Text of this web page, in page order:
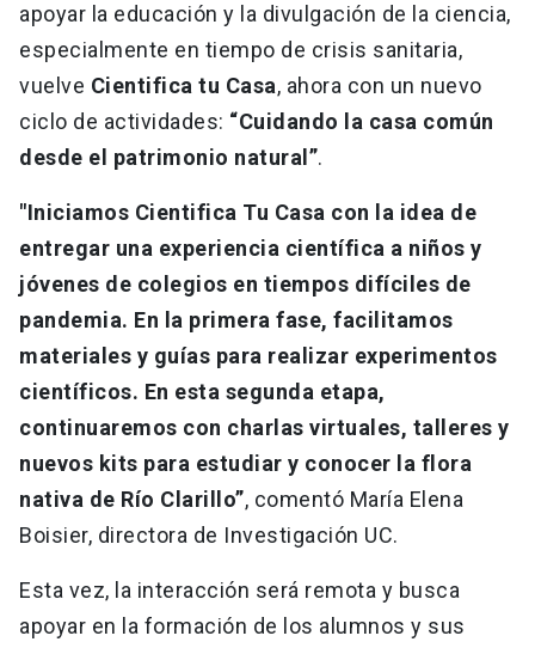
apoyar la educación y la divulgación de la ciencia,
especialmente en tiempo de crisis sanitaria,
vuelve Cientifica tu Casa, ahora con un nuevo
ciclo de actividades: “Cuidando la casa común
desde el patrimonio natural”.
"Iniciamos Cientifica Tu Casa con la idea de
entregar una experiencia científica a niños y
jóvenes de colegios en tiempos difíciles de
pandemia. En la primera fase, facilitamos
materiales y guías para realizar experimentos
científicos. En esta segunda etapa,
continuaremos con charlas virtuales, talleres y
nuevos kits para estudiar y conocer la flora
nativa de Río Clarillo”, comentó María Elena
Boisier, directora de Investigación UC.
Esta vez, la interacción será remota y busca
apoyar en la formación de los alumnos y sus